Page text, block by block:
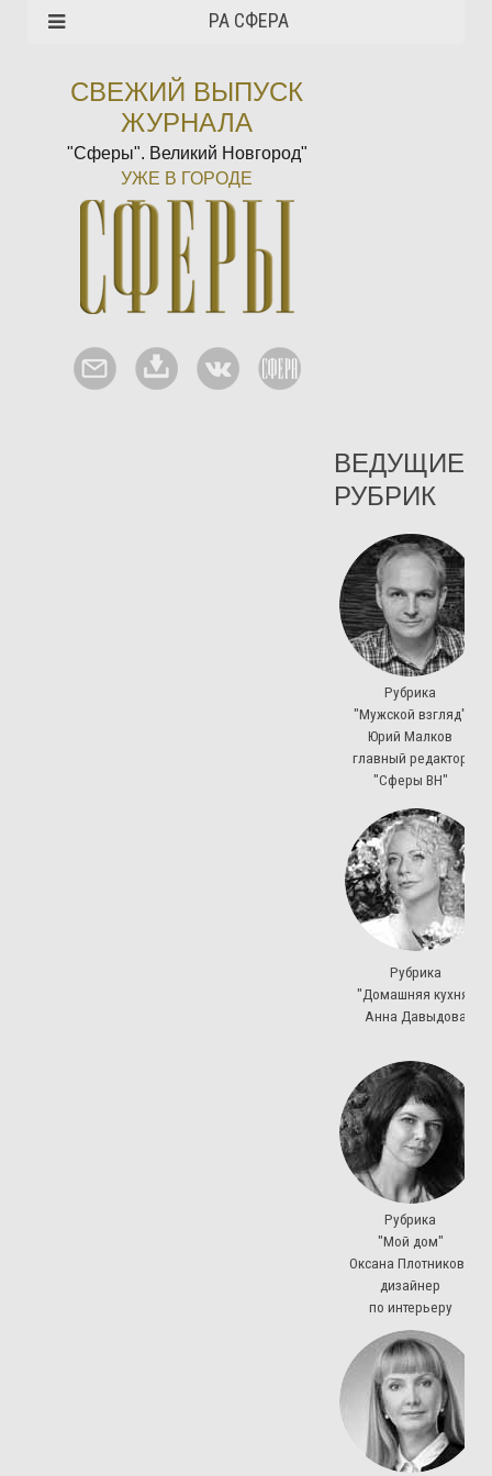
РА СФЕРА
СВЕЖИЙ ВЫПУСК
ЖУРНАЛА
"Сферы". Великий Новгород"
УЖЕ В ГОРОДЕ
ВЕДУЩИЕ
РУБРИК
Рубрика
"Мужской взгляд"
Юрий Малков
главный редактор
"Сферы ВН"
Рубрика
"Домашняя кухня"
Анна Давыдова
Рубрика
"Мой дом"
Оксана Плотникова
дизайнер
по интерьеру